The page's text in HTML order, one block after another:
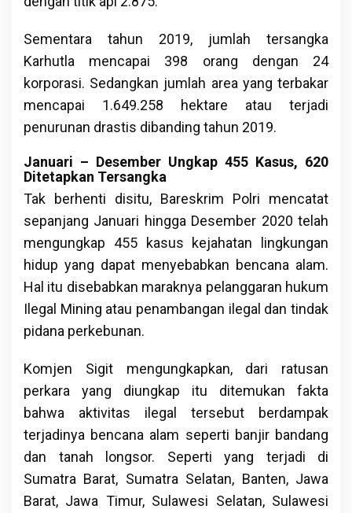
Sementara tahun 2019, jumlah tersangka
Karhutla mencapai 398 orang dengan 24
korporasi. Sedangkan jumlah area yang terbakar
mencapai 1.649.258 hektare atau terjadi
penurunan drastis dibanding tahun 2019.
Januari – Desember Ungkap 455 Kasus, 620
Ditetapkan Tersangka
Tak berhenti disitu, Bareskrim Polri mencatat
sepanjang Januari hingga Desember 2020 telah
mengungkap 455 kasus kejahatan lingkungan
hidup yang dapat menyebabkan bencana alam.
Hal itu disebabkan maraknya pelanggaran hukum
Ilegal Mining atau penambangan ilegal dan tindak
pidana perkebunan.
Komjen Sigit mengungkapkan, dari ratusan
perkara yang diungkap itu ditemukan fakta
bahwa aktivitas ilegal tersebut berdampak
terjadinya bencana alam seperti banjir bandang
dan tanah longsor. Seperti yang terjadi di
Sumatra Barat, Sumatra Selatan, Banten, Jawa
Barat, Jawa Timur, Sulawesi Selatan, Sulawesi